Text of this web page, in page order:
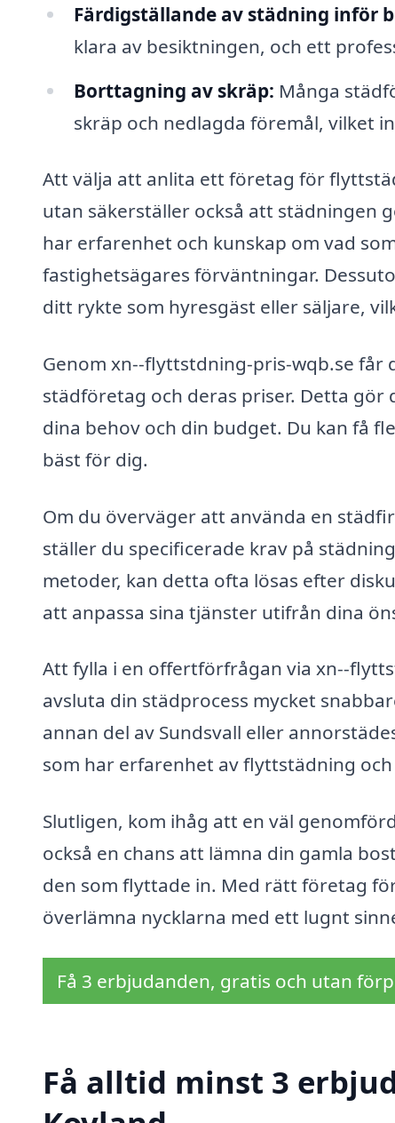
Färdigställande av städning inför
klara av besiktningen, och ett
Borttagning av skräp: Många
skräp och nedlagda föremål, vilket
Att välja att anlita ett företag för
utan säkerställer också att städningen
har erfarenhet och kunskap om vad
fastighetsägares förväntningar.
ditt rykte som hyresgäst eller säljare,
Genom xn--flyttstdning-pris-wqb.se får
städföretag och deras priser. Detta
dina behov och din budget. Du kan få
bäst för dig.
Om du överväger att använda en
ställer du specificerade krav på
metoder, kan detta ofta lösas efter
att anpassa sina tjänster utifrån dina
Att fylla i en offertförfrågan via xn--
avsluta din städprocess mycket
annan del av Sundsvall eller
som har erfarenhet av flyttstädning
Slutligen, kom ihåg att en väl
också en chans att lämna din gamla
den som flyttade in. Med rätt företag
överlämna nycklarna med ett lugnt
Få 3 erbjudanden, gratis och utan
Få alltid minst 3